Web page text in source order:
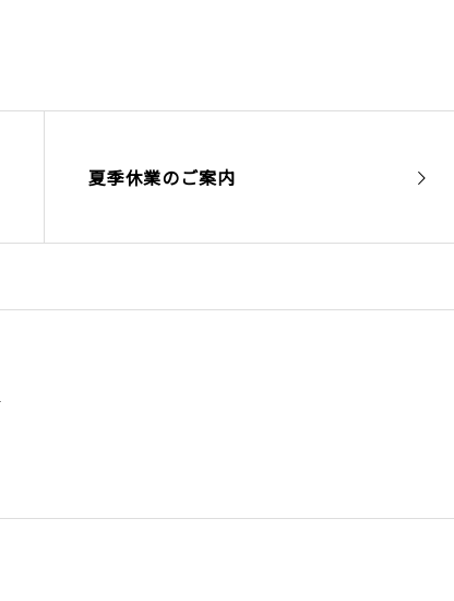
夏季休業のご案内